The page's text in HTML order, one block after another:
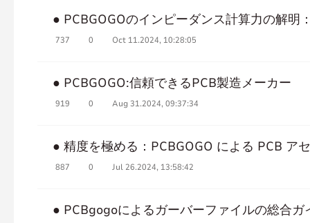
● PCBGOGOのインピーダンス計算力の解明
737 0 Oct 11.2024, 10:28:05
● PCBGOGO:信頼できるPCB製造メーカー
919 0 Aug 31.2024, 09:37:34
● 精度を極める：PCBGOGO による PCB ア
887 0 Jul 26.2024, 13:58:42
● PCBgogoによるガーバーファイルの総合